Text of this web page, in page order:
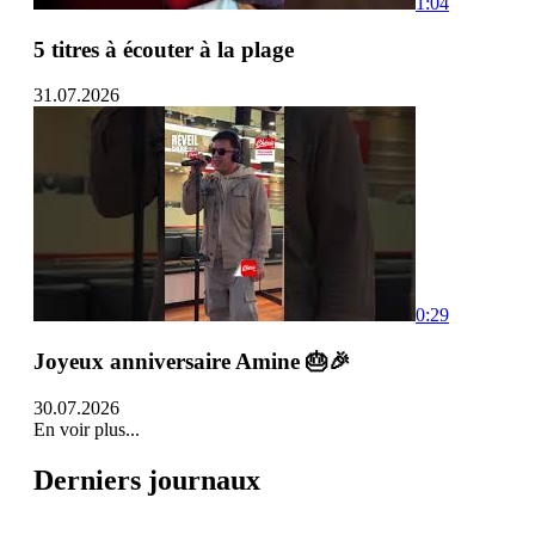
5 titres à écouter à la plage
31.07.2026
0:29
Joyeux anniversaire Amine 🎂🎉
30.07.2026
En voir plus...
Derniers journaux